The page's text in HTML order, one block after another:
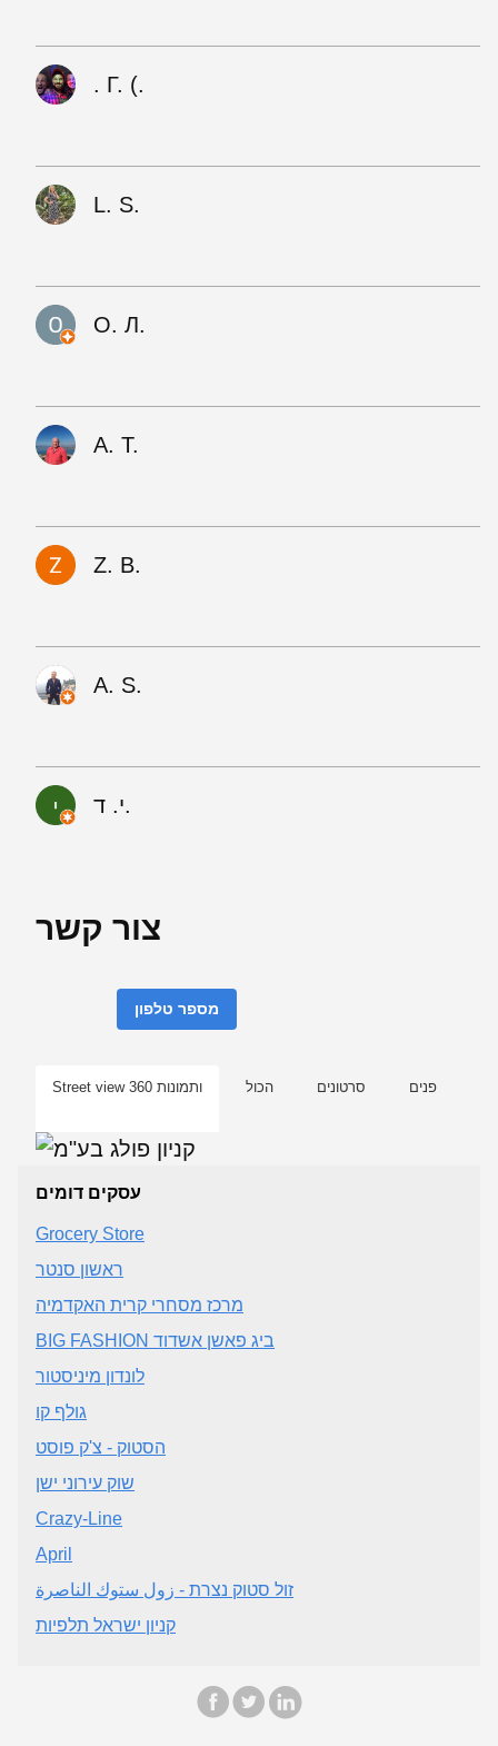
‪. Г. (.
L. S.
О. Л.
А. Т.
Z. B.
A. S.
י. ד.
צור קשר
מספר טלפון
Street view ותמונות 360 הכול סרטונים פנים
עסקים דומים
Grocery Store
ראשון סנטר
מרכז מסחרי קרית האקדמיה
BIG FASHION ביג פאשן אשדוד
לונדון מיניסטור
גולף קו
הסטוק - צ'ק פוסט
שוק עירוני ישן
Crazy-Line
April
זול סטוק נצרת - زول ستوك الناصرة
קניון ישראל תלפיות